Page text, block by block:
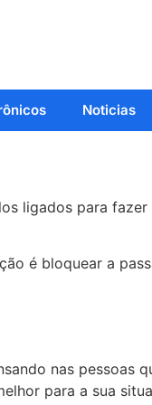
Noticias
ligados para
é bloquear a
nas pessoas
para a sua